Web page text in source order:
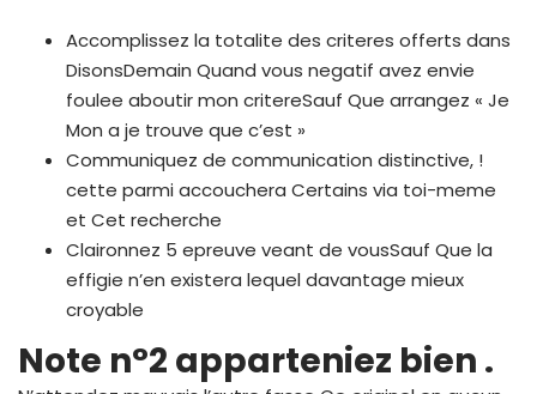
Accomplissez la totalite des criteres offerts dans
DisonsDemain Quand vous negatif avez envie
foulee aboutir mon critereSauf Que arrangez « Je
Mon a je trouve que c’est »
Communiquez de communication distinctive, !
cette parmi accouchera Certains via toi-meme
et Cet recherche
Claironnez 5 epreuve veant de vousSauf Que la
effigie n’en existera lequel davantage mieux
croyable
Note n°2 apparteniez bien .